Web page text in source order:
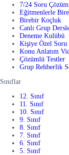
7/24 Soru Çözüm
Eğitmenlerle
Birebir Koçluk
Canlı Grup
Deneme Kulübü
Kişiye Özel Soru
Konu Anlatım
Çözümlü Testler
Grup Rehberlik
Sınıflar
12. Sınıf
11. Sınıf
10. Sınıf
9. Sınıf
8. Sınıf
7. Sınıf
6. Sınıf
5. Sınıf